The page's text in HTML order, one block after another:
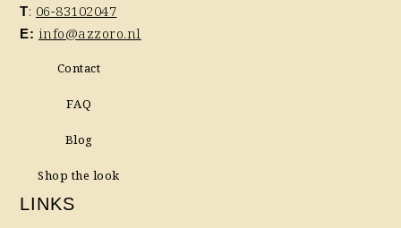
T: 06-83102047
E: info@azzoro.nl
Contact
FAQ
Blog
Shop the look
LINKS